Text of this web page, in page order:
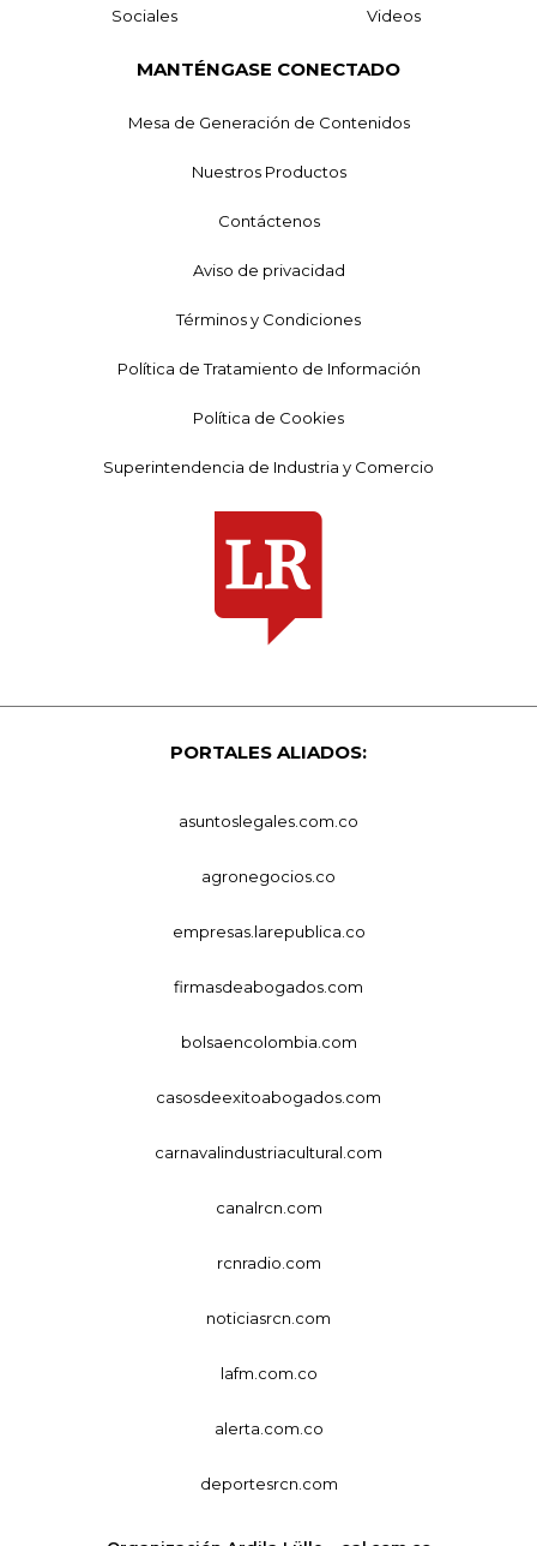
Sociales Videos
MANTÉNGASE CONECTADO
Mesa de Generación de Contenidos
Nuestros Productos
Contáctenos
Aviso de privacidad
Términos y Condiciones
Política de Tratamiento de Información
Política de Cookies
Superintendencia de Industria y Comercio
PORTALES ALIADOS:
asuntoslegales.com.co
agronegocios.co
empresas.larepublica.co
firmasdeabogados.com
bolsaencolombia.com
casosdeexitoabogados.com
carnavalindustriacultural.com
canalrcn.com
rcnradio.com
noticiasrcn.com
lafm.com.co
alerta.com.co
deportesrcn.com